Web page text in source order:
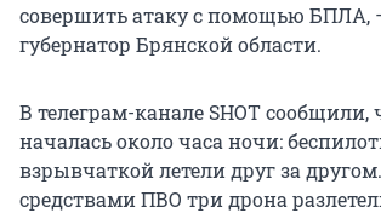
совершить атаку с помощью БПЛА,
губернатор Брянской области.
В телеграм-канале SHOT сообщили,
началась около часа ночи:
взрывчаткой летели друг за
средствами ПВО три дрона